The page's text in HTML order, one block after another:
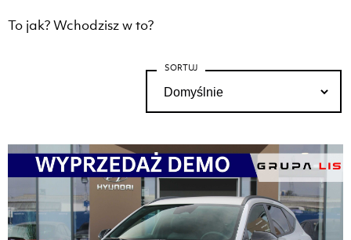
To jak? Wchodzisz w to?
SORTUJ